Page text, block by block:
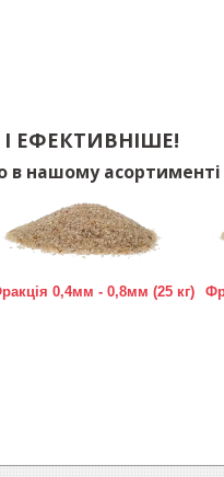
ЕФЕКТИВНІШЕ!
в нашому асортименті
0,4мм - 0,8мм (25 кг)